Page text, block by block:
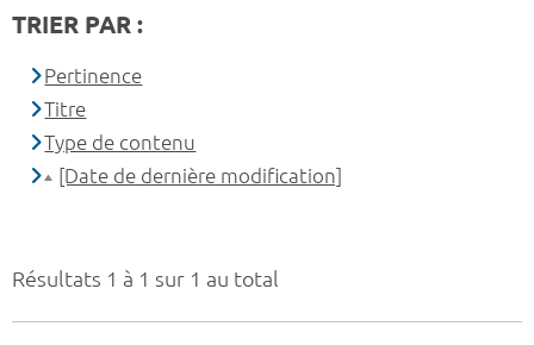
Résultats 1 à 1 sur 1 au total
TRIER PAR :
Pertinence
Titre
Type de contenu
[Date de dernière modification]